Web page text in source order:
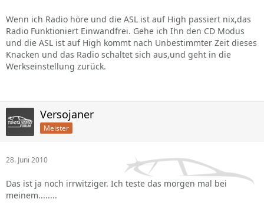
Wenn ich Radio höre und die ASL ist auf High passiert nix,das
Radio Funktioniert Einwandfrei. Gehe ich Ihn den CD Modus
und die ASL ist auf High kommt nach Unbestimmter Zeit dieses
Knacken und das Radio schaltet sich aus,und geht in die
Werkseinstellung zurück.
Versojaner
Meister
28. Juni 2010
Das ist ja noch irrwitziger. Ich teste das morgen mal bei
meinem........